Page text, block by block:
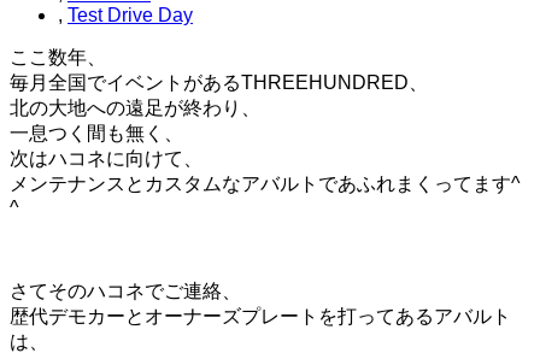
, Test Drive Day
ここ数年、
毎月全国でイベントがあるTHREEHUNDRED、
北の大地への遠足が終わり、
一息つく間も無く、
次はハコネに向けて、
メンテナンスとカスタムなアバルトであふれまくってます^
^
さてそのハコネでご連絡、
歴代デモカーとオーナーズプレートを打ってあるアバルト
は、